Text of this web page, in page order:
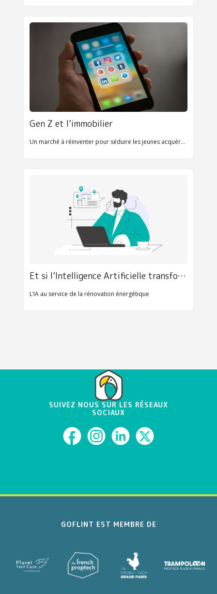
Gen Z et l’immobilier
Un marché à réinventer pour séduire les jeunes acquéreurs
Et si l’Intelligence Artificielle transformait votre approche de la transaction immobilière pour les biens énergivores
L’IA au service de la rénovation énergétique
SUIVEZ NOUS SUR LES RÉSEAUX
SOCIAUX
GOFLINT EST MEMBRE DE